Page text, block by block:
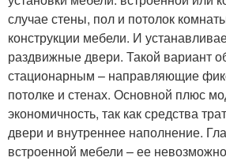
случае стены, пол и потолок
конструкции мебели. И
раздвижные двери. Такой вариант
стационарным – направляющие
потолке и стенах. Основной плюс
экономичность, так как средства
двери и внутреннее наполнение.
встроенной мебели – ее